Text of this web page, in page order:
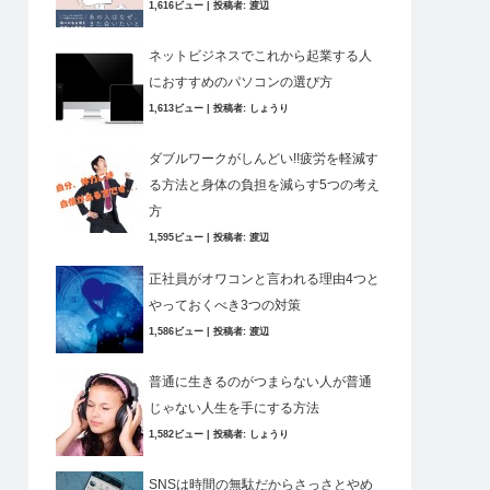
1,616ビュー 投稿者: 渡辺
ネットビジネスでこれから起業する人
におすすめのパソコンの選び方
1,613ビュー 投稿者: しょうり
ダブルワークがしんどい!!疲労を軽減す
る方法と身体の負担を減らす5つの考え
方
1,595ビュー 投稿者: 渡辺
正社員がオワコンと言われる理由4つと
やっておくべき3つの対策
1,586ビュー 投稿者: 渡辺
普通に生きるのがつまらない人が普通
じゃない人生を手にする方法
1,582ビュー 投稿者: しょうり
SNSは時間の無駄だからさっさとやめ